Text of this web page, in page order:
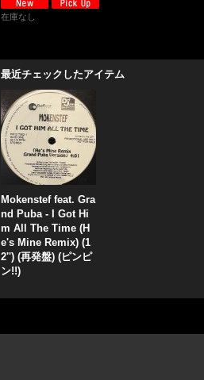
在庫なし
最近チェックしたアイテム
Mokenstef feat. Gra
nd Puba - I Got Hi
m All The Time (H
e's Mine Remix) (1
2'') (再発盤) (ピンピ
ン!!)